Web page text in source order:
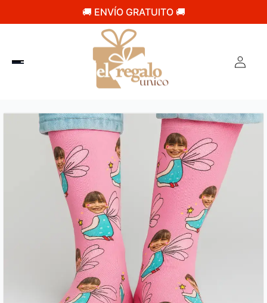
🚚 ENVÍO GRATUITO 🚚